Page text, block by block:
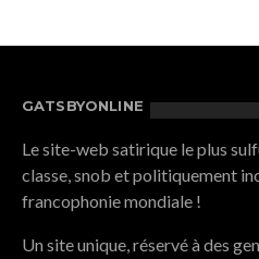
GATSBYONLINE
Le site-web satirique le plus
classe, snob et politiquement
francophonie mondiale !
Un site unique, réservé à des